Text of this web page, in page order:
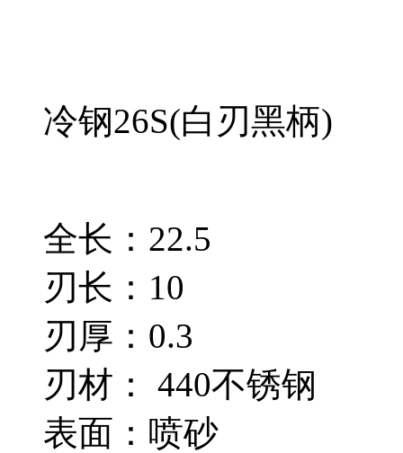
冷钢26S(白刃黑柄)
全长：22.5
刃长：10
刃厚：0.3
刃材： 440不锈钢
表面：喷砂